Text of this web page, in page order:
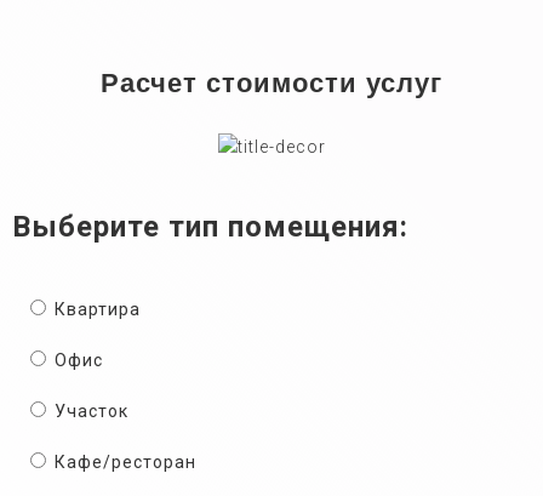
Расчет стоимости услуг
Выберите тип помещения:
Квартира
Офис
Участок
Кафе/ресторан